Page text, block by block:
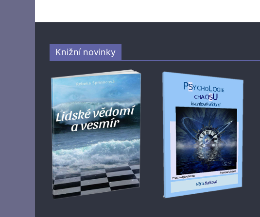
Knižní novinky